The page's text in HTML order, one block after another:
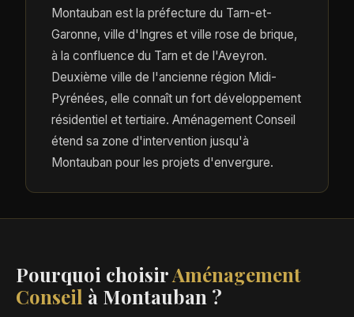
Montauban est la préfecture du Tarn-et-
Garonne, ville d'Ingres et ville rose de brique,
à la confluence du Tarn et de l'Aveyron.
Deuxième ville de l'ancienne région Midi-
Pyrénées, elle connaît un fort développement
résidentiel et tertiaire. Aménagement Conseil
étend sa zone d'intervention jusqu'à
Montauban pour les projets d'envergure.
Pourquoi choisirAménagement
Conseil à Montauban ?